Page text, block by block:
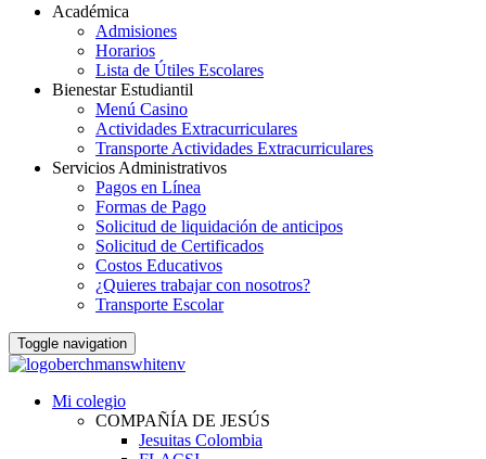
Académica
Admisiones
Horarios
Lista de Útiles Escolares
Bienestar Estudiantil
Menú Casino
Actividades Extracurriculares
Transporte Actividades Extracurriculares
Servicios Administrativos
Pagos en Línea
Formas de Pago
Solicitud de liquidación de anticipos
Solicitud de Certificados
Costos Educativos
¿Quieres trabajar con nosotros?
Transporte Escolar
Toggle navigation
Mi colegio
COMPAÑÍA DE JESÚS
Jesuitas Colombia